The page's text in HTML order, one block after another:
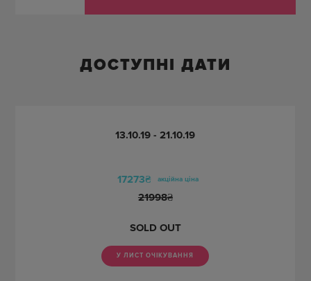
ДОСТУПНІ ДАТИ
13.10.19 - 21.10.19
17273₴ акційна ціна
21998₴
SOLD OUT
У ЛИСТ ОЧІКУВАННЯ